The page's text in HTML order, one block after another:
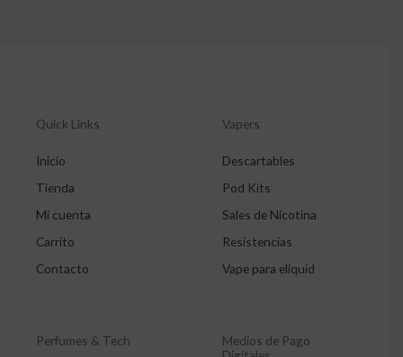
Quick Links
Inicio
Tienda
Mi cuenta
Carrito
Contacto
Vapers
Descartables
Pod Kits
Sales de Nicotina
Resistencias
Vape para eliquid
Perfumes & Tech
Medios de Pago